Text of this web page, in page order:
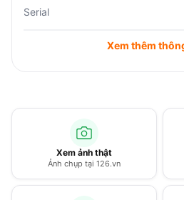
Xem ảnh thật
Ảnh chụp tại 126.vn
Serial
Xem thêm